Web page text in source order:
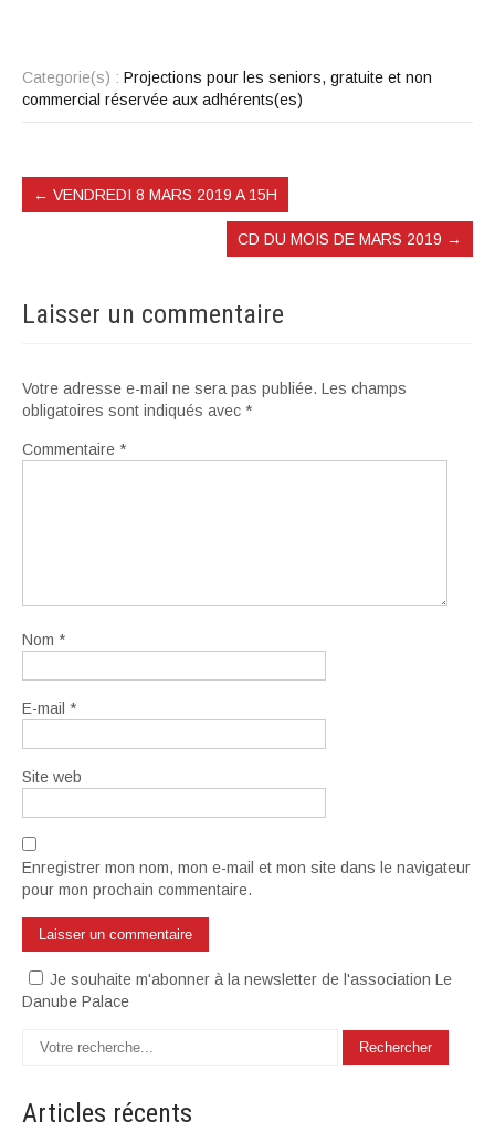
Categorie(s) : Projections pour les seniors, gratuite et non
commercial réservée aux adhérents(es)
← VENDREDI 8 MARS 2019 A 15H
CD DU MOIS DE MARS 2019 →
Laisser un commentaire
Votre adresse e-mail ne sera pas publiée. Les champs
obligatoires sont indiqués avec *
Commentaire *
Nom *
E-mail *
Site web
Enregistrer mon nom, mon e-mail et mon site dans le navigateur
pour mon prochain commentaire.
Je souhaite m'abonner à la newsletter de l'association Le
Danube Palace
Articles récents